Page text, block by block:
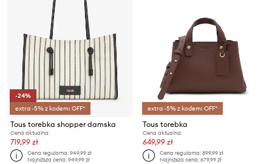
-24%
extra -5% z kodem: OFF*
Tous torebka shopper damska
Cena aktualna:
719,99 zł
Cena regularna:949,99 zł
Najniższa cena:949,99 zł
extra -5% z kodem: OFF*
Tous torebka
Cena aktualna:
649,99 zł
Cena regularna:899,99 zł
Najniższa cena:679,99 zł